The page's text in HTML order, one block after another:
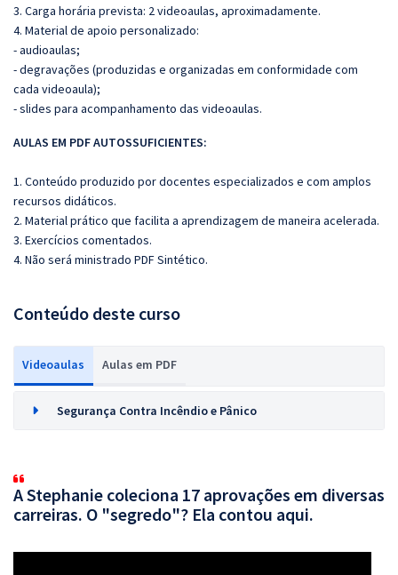
3. Carga horária prevista: 2 videoaulas, aproximadamente.
4. Material de apoio personalizado:
- audioaulas;
- degravações (produzidas e organizadas em conformidade com
cada videoaula);
- slides para acompanhamento das videoaulas.
AULAS EM PDF AUTOSSUFICIENTES:
1. Conteúdo produzido por docentes especializados e com amplos
recursos didáticos.
2. Material prático que facilita a aprendizagem de maneira acelerada.
3. Exercícios comentados.
4. Não será ministrado PDF Sintético.
Conteúdo deste curso
Videoaulas Aulas em PDF
Segurança Contra Incêndio e Pânico
A Stephanie coleciona 17 aprovações em diversas
carreiras. O "segredo"? Ela contou aqui.